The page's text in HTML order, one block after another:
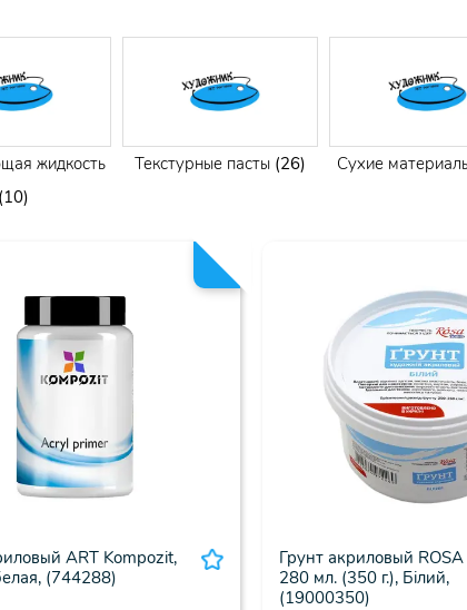
жидкость
(10)
Текстурные пасты (26) Сухие
ART Kompozit,
(744288)
Грунт акриловый
280 мл. (350 г.), Білий,
(19000350)